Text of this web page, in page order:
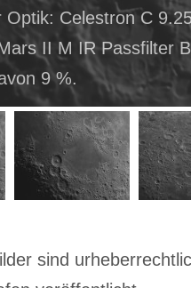
Celestron C
II M IR Passfilter
9 %.
sind